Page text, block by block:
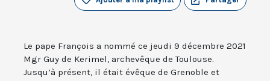
Le pape François a nommé ce jeudi 9 décembre 2021
Mgr Guy de Kerimel, archevêque de Toulouse.
Jusqu’à présent, il était évêque de Grenoble et